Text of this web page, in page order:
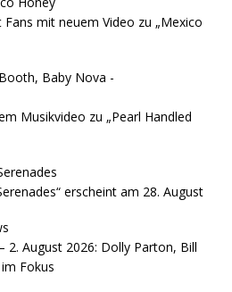
mit neuem Video zu „Mexico
Musikvideo zu „Pearl Handled
erscheint am 28. August
2. August 2026: Dolly Parton, Bill
Fokus